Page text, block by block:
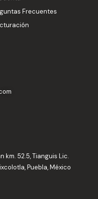
Frecuentes
km. 52.5, Tianguis Lic.
Puebla, México